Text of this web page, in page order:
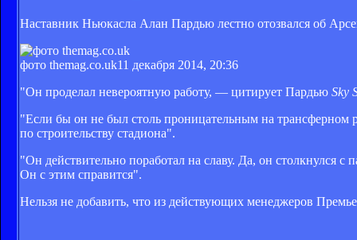
Наставник Ньюкасла Алан Пардью лестно отозвался об
фото themag.co.uk11 декабря 2014, 20:36
"Он проделал невероятную работу, — цитирует Пардью Sky
"Если бы он не был столь проницательным на трансферном
по строительству стадиона".
"Он действительно поработал на славу. Да, он столкнулся с
Он с этим справится".
Нельзя не добавить, что из действующих менеджеров